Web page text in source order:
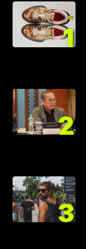
1
2
3